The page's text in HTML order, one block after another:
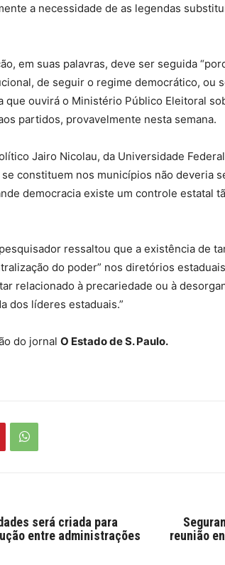
a necessidade de as legendas
em suas palavras, deve ser seguida
de seguir o regime democrático, ou
que ouvirá o Ministério Público Eleitoral
partidos, provavelmente nesta semana.
Jairo Nicolau, da Universidade
constituem nos municípios não deveria
democracia existe um controle estatal
ressaltou que a existência de
do poder” nos diretórios
relacionado à precariedade ou à
dos líderes estaduais.”
do jornal O Estado de S. Paulo.
será criada para
entre administrações
reunião